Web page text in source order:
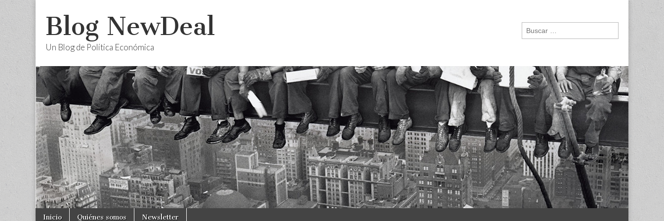
Blog NewDeal
Un Blog de Política Económica
Buscar:
Main
Skip
Inicio Quiénes somos Newsletter